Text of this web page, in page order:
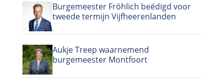
Burgemeester Fröhlich beëdigd voor
tweede termijn Vijfheerenlanden
Aukje Treep waarnemend
burgemeester Montfoort